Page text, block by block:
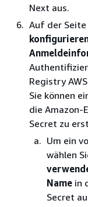
Next aus.
Auf der Seite
Registry
Sie können
die Amazon-
Secret zu
Um ein
wählen
Name in
Secret